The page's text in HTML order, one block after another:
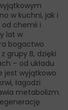
w kuchni, jak i
chemii i
lat w
bogactwo
grupy B, dzięki
– od układu
jest wyjątkowo
łagodzi
metabolizm.